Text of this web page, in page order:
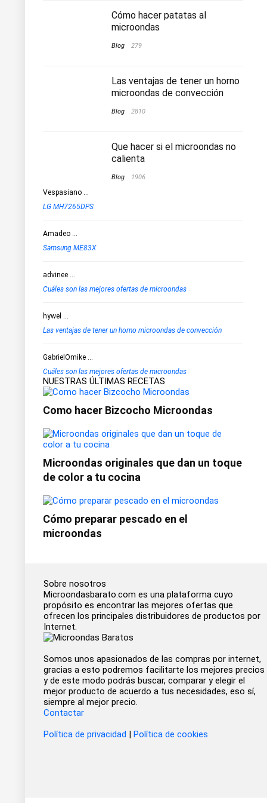
Cómo hacer patatas al
microondas
Blog 279
Las ventajas de tener un horno
microondas de convección
Blog 2810
Que hacer si el microondas no
calienta
Blog 1906
Vespasiano ...
LG MH7265DPS
Amadeo ...
Samsung ME83X
advinee ...
Cuáles son las mejores ofertas de microondas
hywel ...
Las ventajas de tener un horno microondas de convección
GabrielOmike ...
Cuáles son las mejores ofertas de microondas
NUESTRAS ÚLTIMAS RECETAS
Como hacer Bizcocho Microondas
Microondas originales que dan un toque
de color a tu cocina
Cómo preparar pescado en el
microondas
Sobre nosotros
Microondasbarato.com es una plataforma cuyo
propósito es encontrar las mejores ofertas que
ofrecen los principales distribuidores de productos por
Internet.
Somos unos apasionados de las compras por internet,
gracias a esto podremos facilitarte los mejores precios
y de este modo podrás buscar, comparar y elegir el
mejor producto de acuerdo a tus necesidades, eso sí,
siempre al mejor precio.
Contactar
Política de privacidad | Política de cookies